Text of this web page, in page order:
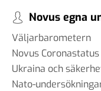
Novus egna
Väljarbarometern
Novus Coronastatus
Ukraina och
Nato-